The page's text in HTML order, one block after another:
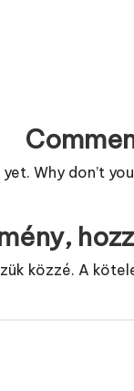
Why don’t
közzé. A